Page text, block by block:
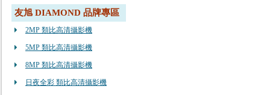
友旭 DIAMOND 品牌專區
2MP 類比高清攝影機
5MP 類比高清攝影機
8MP 類比高清攝影機
日夜全彩 類比高清攝影機